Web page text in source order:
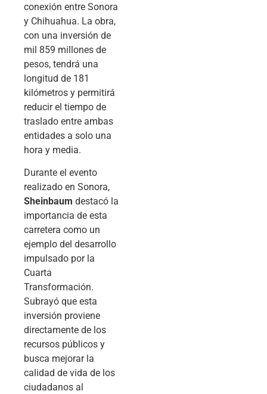
conexión entre Sonora
y Chihuahua. La obra,
con una inversión de
mil 859 millones de
pesos, tendrá una
longitud de 181
kilómetros y permitirá
reducir el tiempo de
traslado entre ambas
entidades a solo una
hora y media.
Durante el evento
realizado en Sonora,
Sheinbaum destacó la
importancia de esta
carretera como un
ejemplo del desarrollo
impulsado por la
Cuarta
Transformación.
Subrayó que esta
inversión proviene
directamente de los
recursos públicos y
busca mejorar la
calidad de vida de los
ciudadanos al